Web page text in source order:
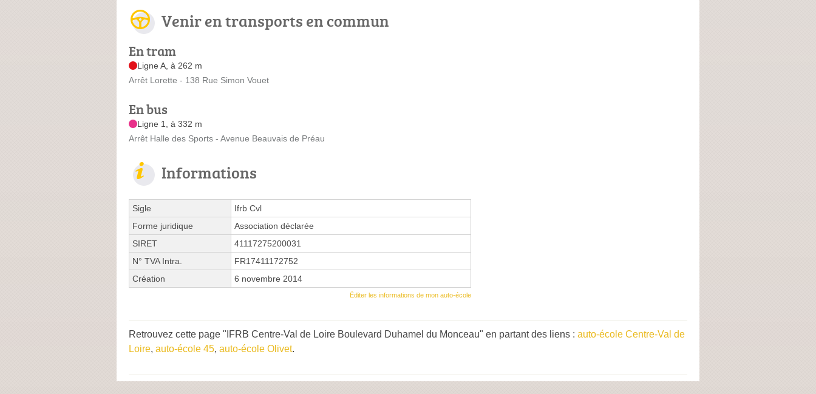
Venir en transports en commun
En tram
Ligne A, à 262 m
Arrêt Lorette - 138 Rue Simon Vouet
En bus
Ligne 1, à 332 m
Arrêt Halle des Sports - Avenue Beauvais de Préau
Informations
Sigle
Ifrb Cvl
Forme juridique
Association déclarée
SIRET
41117275200031
N° TVA Intra.
FR17411172752
Création
6 novembre 2014
Éditer les informations de mon auto-école
Retrouvez cette page "IFRB Centre-Val de Loire Boulevard Duhamel du Monceau" en partant des liens : auto-école Centre-Val de
Loire, auto-école 45, auto-école Olivet.